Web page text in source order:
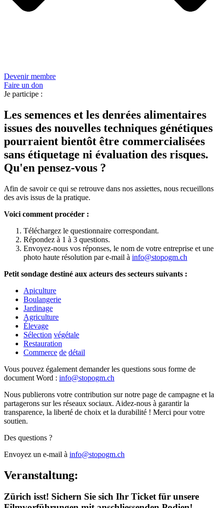
Devenir membre
Faire un don
Je participe :
Les semences et les denrées alimentaires
issues des nouvelles techniques génétiques
pourraient bientôt être commercialisées
sans étiquetage ni évaluation des risques.
Qu'en pensez-vous ?
Afin de savoir ce qui se retrouve dans nos assiettes, nous recueillons
des avis issus de la pratique.
Voici comment procéder :
Téléchargez le questionnaire correspondant.
Répondez à 1 à 3 questions.
Envoyez-nous vos réponses, le nom de votre entreprise et une
photo haute résolution par e-mail à info@stopogm.ch
Petit sondage destiné aux acteurs des secteurs suivants :
Apiculture
Boulangerie
Jardinage
Agriculture
Élevage
Sélection végétale
Restauration
Commerce de détail
Vous pouvez également demander les questions sous forme de
document Word : info@stopogm.ch
Nous publierons votre contribution sur notre page de campagne et la
partagerons sur les réseaux sociaux. Aidez-nous à garantir la
transparence, la liberté de choix et la durabilité ! Merci pour votre
soutien.
Des questions ?
Envoyez un e-mail à info@stopogm.ch
Veranstaltung:
Zürich isst! Sichern Sie sich Ihr Ticket für unsere